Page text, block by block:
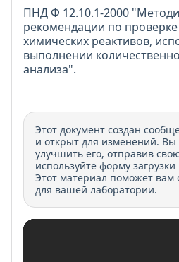
ПНД Ф 12.10.1-2000
рекомендации по проверке
химических реактивов,
выполнении
анализа".
Этот документ создан
и открыт для изменений.
улучшить его, отправив
используйте форму
Этот материал поможет вам
для вашей лаборатории.